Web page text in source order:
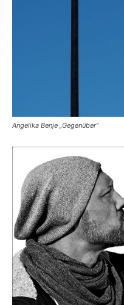
Angelika Benje „Gegenüber“